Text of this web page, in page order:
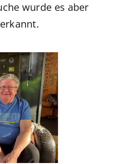
wurde es aber